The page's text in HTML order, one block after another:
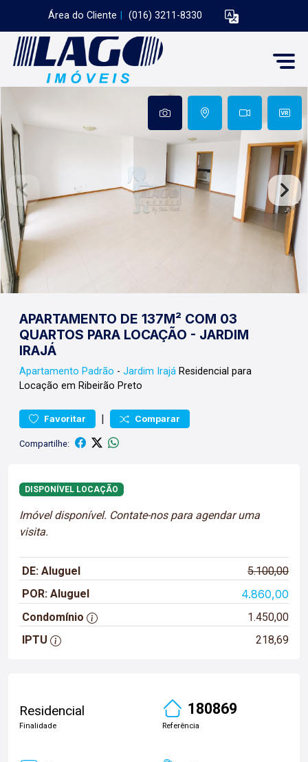
Área do Cliente (016) 3211-8330
APARTAMENTO DE 137M² COM 03
QUARTOS PARA LOCAÇÃO - JARDIM
IRAJÁ
Apartamento Padrão - Jardim Irajá Residencial para
Locação em Ribeirão Preto
Favoritar | Comparar
Compartilhe:
DISPONÍVEL LOCAÇÃO
Imóvel disponível. Contate-nos para agendar uma
visita.
DE: Aluguel
5.100,00
POR: Aluguel
4.860,00
Condomínio
1.450,00
IPTU
218,69
Residencial
Finalidade
180869
Referência